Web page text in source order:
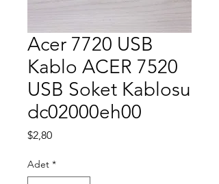
Acer 7720 USB
Kablo ACER 7520
USB Soket Kablosu
dc02000eh00
$2,80Fiyat
Adet *